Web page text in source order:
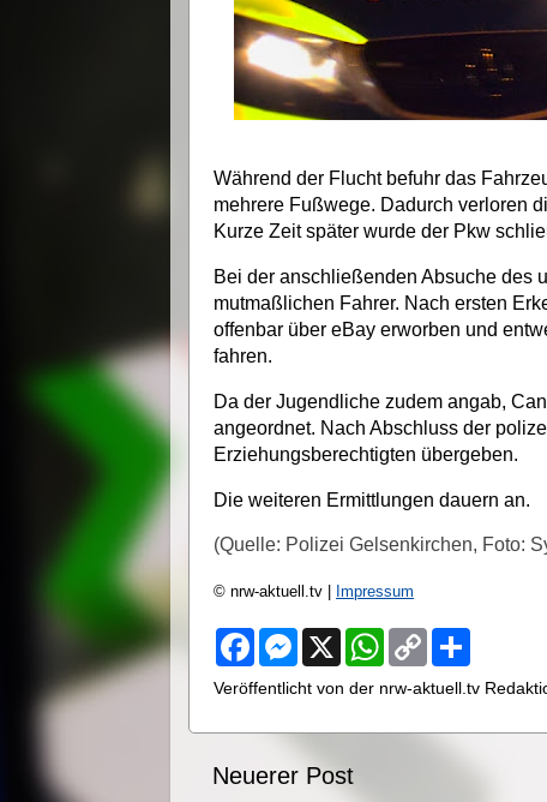
Während der Flucht befuhr das
mehrere Fußwege. Dadurch verloren
Kurze Zeit später wurde der Pkw
Bei der anschließenden Absuche des
mutmaßlichen Fahrer. Nach ersten
offenbar über eBay erworben und
fahren.
Da der Jugendliche zudem angab,
angeordnet. Nach Abschluss der
Erziehungsberechtigten übergeben.
Die weiteren Ermittlungen dauern an.
(Quelle: Polizei Gelsenkirchen, Foto:
© nrw-aktuell.tv | Impressum
F
e
o
k
M
s
n
e
X
W
t
A
C
y
i
r
Veröffentlicht von der nrw-aktuell.tv
Neuerer Post